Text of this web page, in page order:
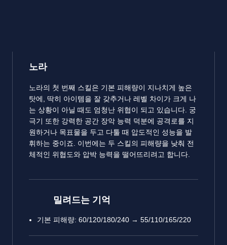
노라
노라의 첫 번째 스킬은 기본 피해량이 지나치게 높은
탓에, 딱히 아이템을 잘 갖추거나 레벨 차이가 크게 나
는 상황이 아닐 때도 엄청난 위협이 되고 있습니다. 궁
극기 또한 강력한 공간 장악 능력 덕분에 공격로를 지
원하거나 목표물을 두고 다툴 때 압도적인 성능을 발
휘하는 중이죠. 이번에는 두 스킬의 피해량을 낮춰 전
체적인 위협도와 압박 능력을 떨어뜨리려고 합니다.
밀려드는 기억
기본 피해량: 60/120/180/240 → 55/110/165/220